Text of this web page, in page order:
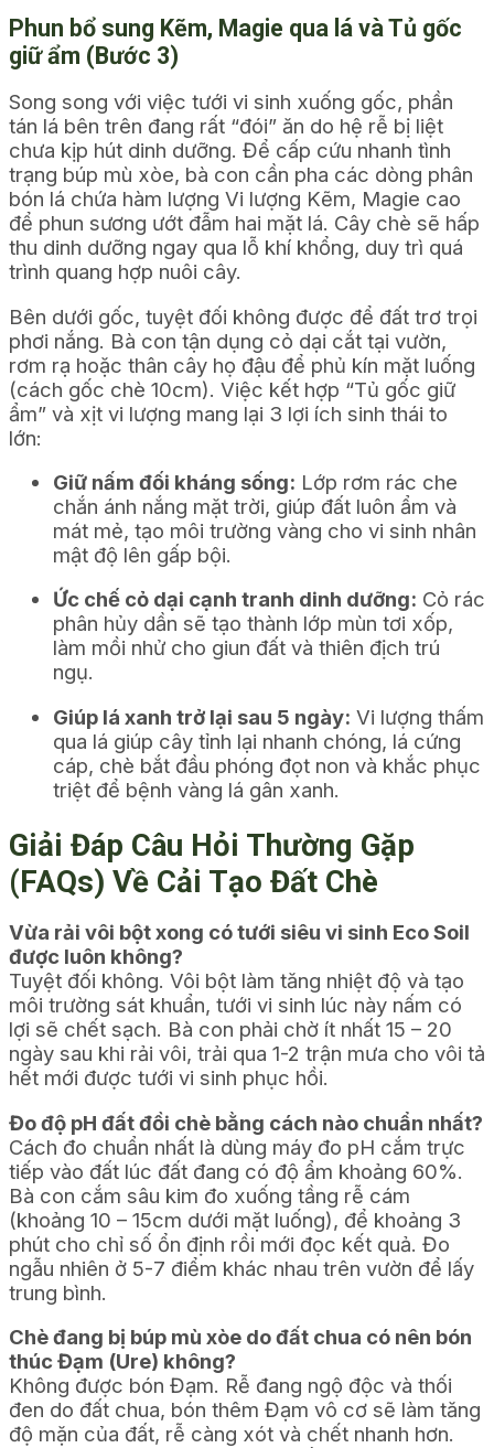
Phun bổ sung Kẽm, Magie qua lá và Tủ gốc
giữ ẩm (Bước 3)
Song song với việc tưới vi sinh xuống gốc, phần
tán lá bên trên đang rất “đói” ăn do hệ rễ bị liệt
chưa kịp hút dinh dưỡng. Để cấp cứu nhanh tình
trạng búp mù xòe, bà con cần pha các dòng phân
bón lá chứa hàm lượng Vi lượng Kẽm, Magie cao
để phun sương ướt đẫm hai mặt lá. Cây chè sẽ hấp
thu dinh dưỡng ngay qua lỗ khí khổng, duy trì quá
trình quang hợp nuôi cây.
Bên dưới gốc, tuyệt đối không được để đất trơ trọi
phơi nắng. Bà con tận dụng cỏ dại cắt tại vườn,
rơm rạ hoặc thân cây họ đậu để phủ kín mặt luống
(cách gốc chè 10cm). Việc kết hợp “Tủ gốc giữ
ẩm” và xịt vi lượng mang lại 3 lợi ích sinh thái to
lớn:
Giữ nấm đối kháng sống: Lớp rơm rác che
chắn ánh nắng mặt trời, giúp đất luôn ẩm và
mát mẻ, tạo môi trường vàng cho vi sinh nhân
mật độ lên gấp bội.
Ức chế cỏ dại cạnh tranh dinh dưỡng: Cỏ rác
phân hủy dần sẽ tạo thành lớp mùn tơi xốp,
làm mồi nhử cho giun đất và thiên địch trú
ngụ.
Giúp lá xanh trở lại sau 5 ngày: Vi lượng thấm
qua lá giúp cây tỉnh lại nhanh chóng, lá cứng
cáp, chè bắt đầu phóng đọt non và khắc phục
triệt để bệnh vàng lá gân xanh.
Giải Đáp Câu Hỏi Thường Gặp
(FAQs) Về Cải Tạo Đất Chè
Vừa rải vôi bột xong có tưới siêu vi sinh Eco Soil
được luôn không?
Tuyệt đối không. Vôi bột làm tăng nhiệt độ và tạo
môi trường sát khuẩn, tưới vi sinh lúc này nấm có
lợi sẽ chết sạch. Bà con phải chờ ít nhất 15 – 20
ngày sau khi rải vôi, trải qua 1-2 trận mưa cho vôi tả
hết mới được tưới vi sinh phục hồi.
Đo độ pH đất đồi chè bằng cách nào chuẩn nhất?
Cách đo chuẩn nhất là dùng máy đo pH cắm trực
tiếp vào đất lúc đất đang có độ ẩm khoảng 60%.
Bà con cắm sâu kim đo xuống tầng rễ cám
(khoảng 10 – 15cm dưới mặt luống), để khoảng 3
phút cho chỉ số ổn định rồi mới đọc kết quả. Đo
ngẫu nhiên ở 5-7 điểm khác nhau trên vườn để lấy
trung bình.
Chè đang bị búp mù xòe do đất chua có nên bón
thúc Đạm (Ure) không?
Không được bón Đạm. Rễ đang ngộ độc và thối
đen do đất chua, bón thêm Đạm vô cơ sẽ làm tăng
độ mặn của đất, rễ càng xót và chết nhanh hơn.